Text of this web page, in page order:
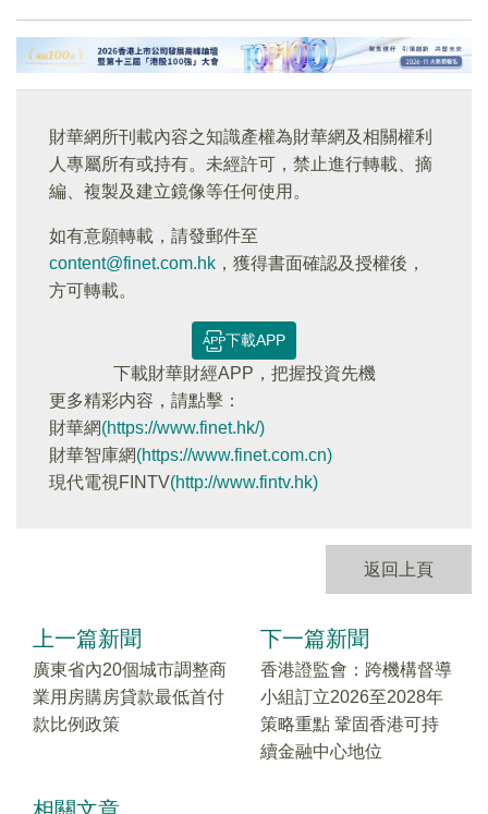
財華網所刊載內容之知識產權為財華網及相關權利
人專屬所有或持有。未經許可，禁止進行轉載、摘
編、複製及建立鏡像等任何使用。
如有意願轉載，請發郵件至
content@finet.com.hk ，獲得書面確認及授權後，
方可轉載。
下載APP
下載財華財經APP，把握投資先機
更多精彩内容，請點擊：
財華網(https://www.finet.hk/)
財華智庫網(https://www.finet.com.cn)
現代電視FINTV(http://www.fintv.hk)
返回上頁
上一篇新聞
廣東省內20個城市調整商
業用房購房貸款最低首付
款比例政策
下一篇新聞
香港證監會：跨機構督導
小組訂立2026至2028年
策略重點 鞏固香港可持
續金融中心地位